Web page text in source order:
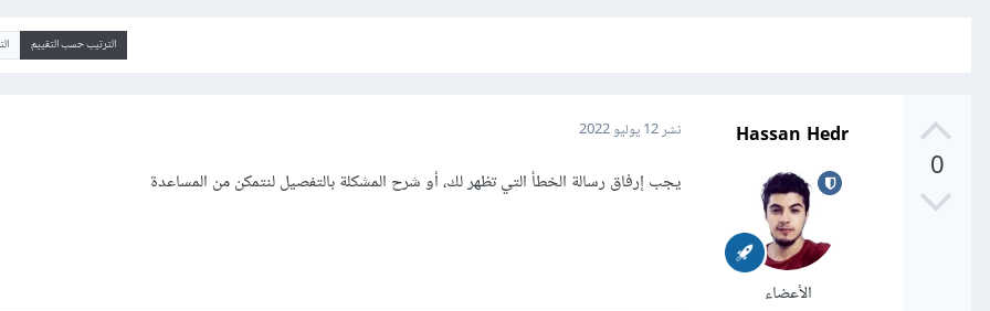
الترتيب حسب التقييم
0
Hassan Hedr
الأعضاء
نشر12 يوليو 2022
يجب إرفاق رسالة الخطأ التي تظهر لك، أو شرح المشكلة بالتفصيل لنتمكن من المساعدة